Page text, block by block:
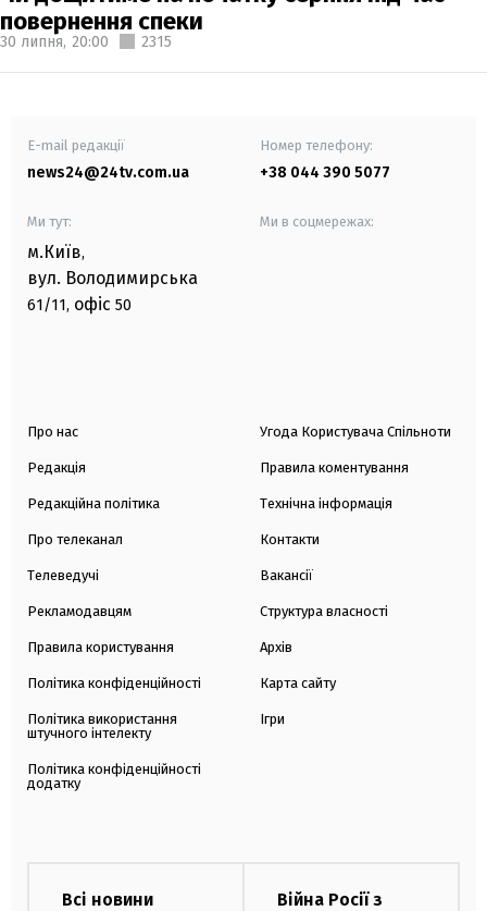
повернення спеки
30 липня, 20:00 2315
E-mail редакції
news24@24tv.com.ua
Номер телефону:
+38 044 390 5077
Ми тут:
м.Київ,
вул. Володимирська
61/11, офіс 50
Ми в соцмережах:
Про нас
Редакція
Редакційна політика
Про телеканал
Телеведучі
Рекламодавцям
Правила користування
Політика конфіденційності
Політика використання
штучного інтелекту
Політика конфіденційності
додатку
Угода Користувача Спільноти
Правила коментування
Технічна інформація
Контакти
Вакансії
Структура власності
Архів
Карта сайту
Ігри
Всі новини
Війна Росії з